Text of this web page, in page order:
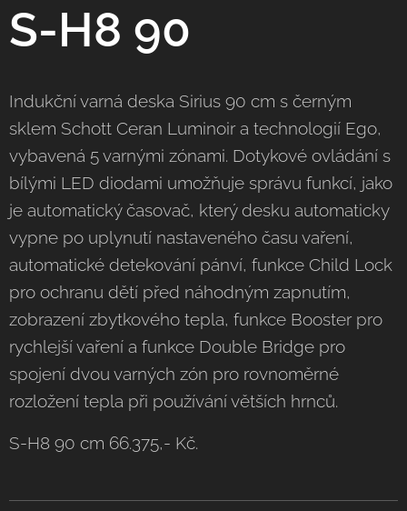
S-H8 90
Indukční varná deska Sirius 90 cm s černým
sklem Schott Ceran Luminoir a technologií Ego,
vybavená 5 varnými zónami. Dotykové ovládání s
bílými LED diodami umožňuje správu funkcí, jako
je automatický časovač, který desku automaticky
vypne po uplynutí nastaveného času vaření,
automatické detekování pánví, funkce Child Lock
pro ochranu dětí před náhodným zapnutím,
zobrazení zbytkového tepla, funkce Booster pro
rychlejší vaření a funkce Double Bridge pro
spojení dvou varných zón pro rovnoměrné
rozložení tepla při používání větších hrnců.
S-H8 90 cm 66.375,- Kč.